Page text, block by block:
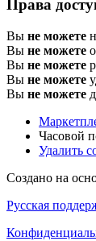
Права
Вы не можете
Вы не можете
Вы не можете
Вы не можете
Вы не можете
Часовой
Удалить
Создано на
Русская